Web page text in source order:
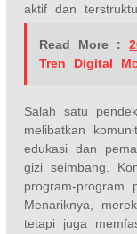
aktif dan
Read More :
Tren Digital
Salah satu
melibatkan
edukasi dan
gizi seimbang.
program-program
Menariknya,
tetapi juga